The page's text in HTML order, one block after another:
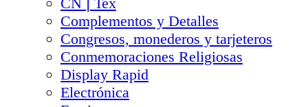
Complementos y Detalles
Congresos, monederos y tarjeteros
Conmemoraciones Religiosas
Display Rapid
Electrónica